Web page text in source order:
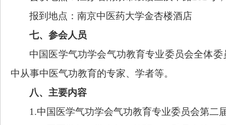
报到地点：南京中医药大学金杏楼酒店
七、参会人员
中国医学气功学会气功教育专业委员会全体委
中从事中医气功教育的专家、学者等。
八、主要内容
1.中国医学气功学会气功教育专业委员会第二